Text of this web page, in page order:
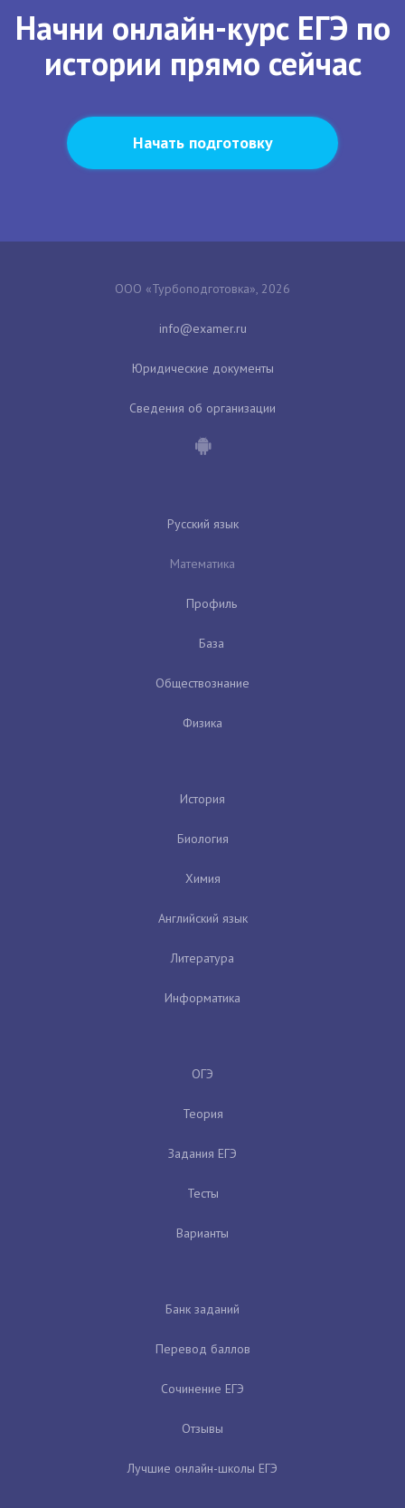
Начни онлайн-курс ЕГЭ по
истории прямо сейчас
Начать подготовку
ООО «Турбоподготовка», 2026
Юридические документы
Сведения об организации
Русский язык
Математика
Профиль
База
Обществознание
Физика
История
Биология
Химия
Английский язык
Литература
Информатика
ОГЭ
Теория
Задания ЕГЭ
Тесты
Варианты
Банк заданий
Перевод баллов
Сочинение ЕГЭ
Отзывы
Лучшие онлайн-школы ЕГЭ